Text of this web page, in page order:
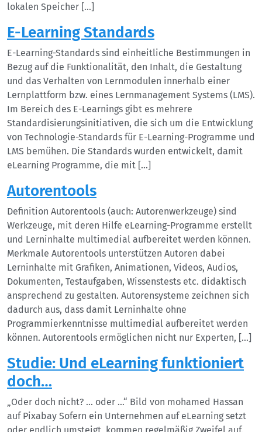
lokalen Speicher […]
E-Learning Standards
E-Learning-Standards sind einheitliche Bestimmungen in
Bezug auf die Funktionalität, den Inhalt, die Gestaltung
und das Verhalten von Lernmodulen innerhalb einer
Lernplattform bzw. eines Lernmanagement Systems (LMS).
Im Bereich des E-Learnings gibt es mehrere
Standardisierungsinitiativen, die sich um die Entwicklung
von Technologie-Standards für E-Learning-Programme und
LMS bemühen. Die Standards wurden entwickelt, damit
eLearning Programme, die mit […]
Autorentools
Definition Autorentools (auch: Autorenwerkzeuge) sind
Werkzeuge, mit deren Hilfe eLearning-Programme erstellt
und Lerninhalte multimedial aufbereitet werden können.
Merkmale Autorentools unterstützen Autoren dabei
Lerninhalte mit Grafiken, Animationen, Videos, Audios,
Dokumenten, Testaufgaben, Wissenstests etc. didaktisch
ansprechend zu gestalten. Autorensysteme zeichnen sich
dadurch aus, dass damit Lerninhalte ohne
Programmierkenntnisse multimedial aufbereitet werden
können. Autorentools ermöglichen nicht nur Experten, […]
Studie: Und eLearning funktioniert
doch…
„Oder doch nicht? … oder …“ Bild von mohamed Hassan
auf Pixabay Sofern ein Unternehmen auf eLearning setzt